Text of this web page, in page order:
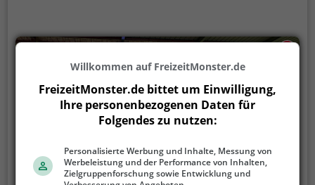
Willkommen auf FreizeitMonster.de
FreizeitMonster.de bittet um Einwilligung,
Ihre personenbezogenen Daten für
Folgendes zu nutzen:
Personalisierte Werbung und Inhalte, Messung von
Werbeleistung und der Performance von Inhalten,
Zielgruppenforschung sowie Entwicklung und